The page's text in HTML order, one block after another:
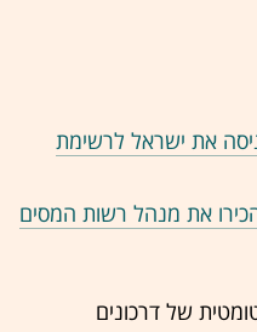
את ישראל לרשימת
את מנהל רשות המסים
של דרכונים